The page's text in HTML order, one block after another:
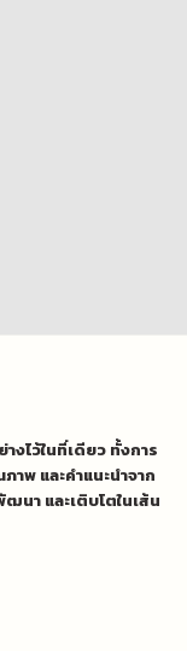
ไว้ในที่เดียว ทั้งการ
พ และคำแนะนำจาก
า และเติบโตในเส้น